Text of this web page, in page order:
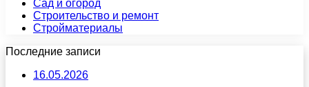
Сад и огород
Строительство и ремонт
Стройматериалы
Последние записи
16.05.2026